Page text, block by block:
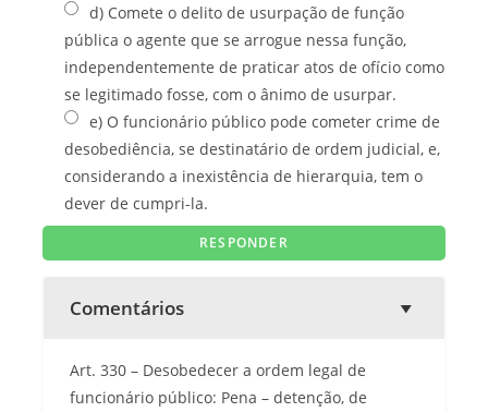
d) Comete o delito de usurpação de função
pública o agente que se arrogue nessa função,
independentemente de praticar atos de ofício como
se legitimado fosse, com o ânimo de usurpar.
e) O funcionário público pode cometer crime de
desobediência, se destinatário de ordem judicial, e,
considerando a inexistência de hierarquia, tem o
dever de cumpri-la.
Comentários
Art. 330 – Desobedecer a ordem legal de
funcionário público: Pena – detenção, de